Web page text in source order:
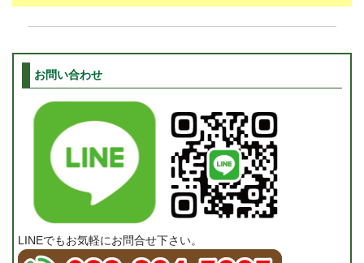
お問い合わせ
LINEでもお気軽にお問合せ下さい。